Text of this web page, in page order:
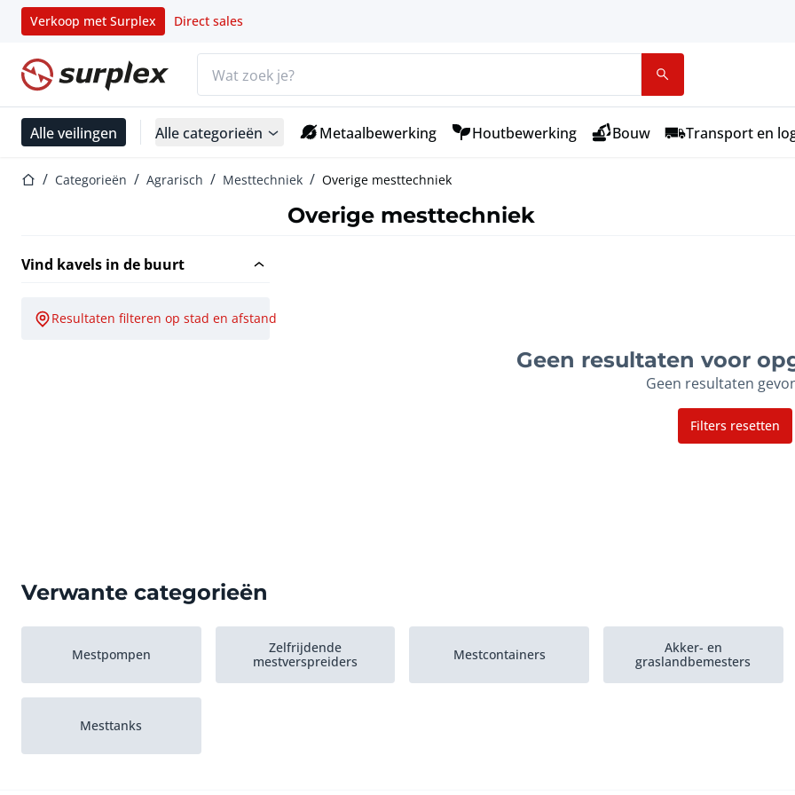
Verkoop met Surplex Direct sales
Startpagina
Alle veilingen Alle categorieën Metaalbewerking Houtbewerking Bouw Transport en
StartpaginaCategorieën Agrarisch Mesttechniek Overige mesttechniek
Overige mesttechniek
Vind kavels in de buurt
Resultaten filteren op stad en afstand
Geen resultaten voor
Geen resultaten
Filters resetten
Verwante categorieën
Mestpompen
Zelfrijdende
mestverspreiders
Mestcontainers
Akker- en
graslandbemesters
Mesttanks